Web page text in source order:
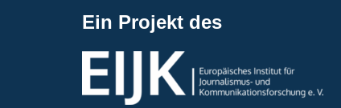
Ein Projekt des